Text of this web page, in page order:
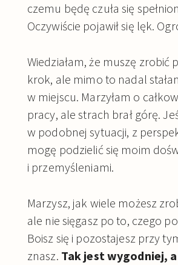
czemu będę czuła się
Oczywiście pojawił się lęk.
Wiedziałam, że muszę zrobić
krok, ale mimo to nadal
w miejscu. Marzyłam o
pracy, ale strach brał górę.
w podobnej sytuacji, z
mogę podzielić się moim
i przemyśleniami.
Marzysz, jak wiele możesz
ale nie sięgasz po to, czego
Boisz się i pozostajesz przy
znasz. Tak jest wygodniej,